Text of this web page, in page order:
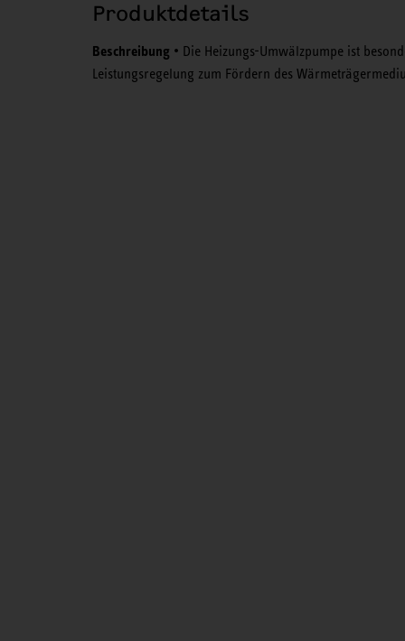
Produktdetails
Beschreibung • Die Heizungs-Umwälzpumpe ist
Leistungsregelung zum Fördern des